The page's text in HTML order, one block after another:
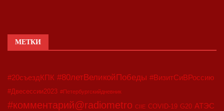
МЕТКИ
#20съездКПК #80летВеликойПобеды #ВизитСиВРоссию
#Двесессии2023 #Петербургскийдневник
#комментарий@radiometro CIIE COVID-19 G20 АТЭС